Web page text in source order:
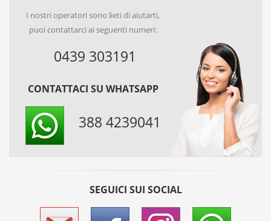
I nostri operatori sono lieti di aiutarti,
puoi contattarci ai seguenti numeri:
0439 303191
CONTATTACI SU WHATSAPP
388 4239041
SEGUICI SUI SOCIAL